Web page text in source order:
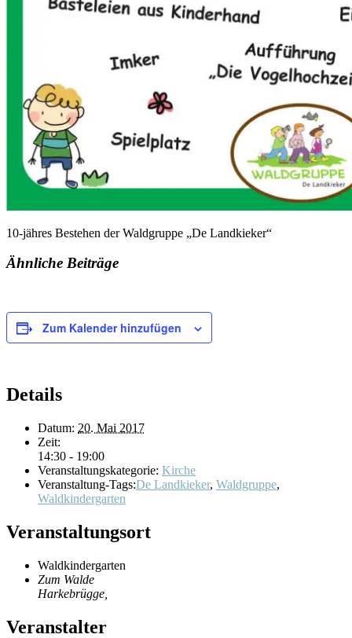
10-jähres Bestehen der Waldgruppe „De Landkieker“
Ähnliche Beiträge
Zum Kalender hinzufügen
Details
Datum: 20. Mai 2017
Zeit:
14:30 - 19:00
Veranstaltungskategorie: Kirche
Veranstaltung-Tags:De Landkieker, Waldgruppe,
Waldkindergarten
Veranstaltungsort
Waldkindergarten
Zum Walde
Harkebrügge
Veranstalter